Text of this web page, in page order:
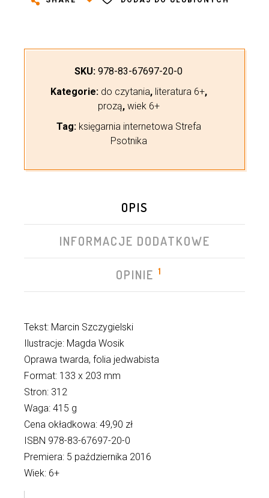
SKU: 978-83-67697-20-0
Kategorie: do czytania, literatura 6+,
prozą, wiek 6+
Tag: księgarnia internetowa Strefa
Psotnika
OPIS
INFORMACJE DODATKOWE
OPINIE 1
Tekst: Marcin Szczygielski
Ilustracje: Magda Wosik
Oprawa twarda, folia jedwabista
Format: 133 x 203 mm
Stron: 312
Waga: 415 g
Cena okładkowa: 49,90 zł
ISBN 978-83-67697-20-0
Premiera: 5 października 2016
Wiek: 6+